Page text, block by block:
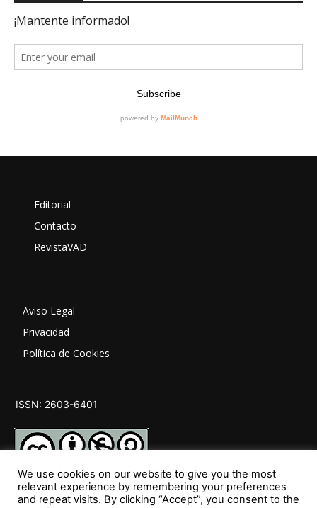
Editorial
Contacto
RevistaVAD
Aviso Legal
Privacidad
Política de Cookies
ISSN: 2603-6401
We use cookies on our website to give you the most
relevant experience by remembering your preferences
and repeat visits. By clicking “Accept”, you consent to the